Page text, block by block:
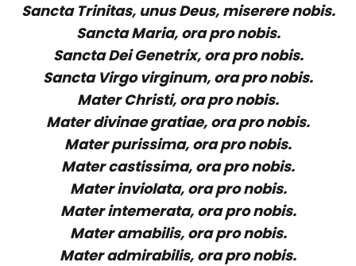
Sancta Trinitas, unus Deus, miserere nobis.
Sancta Maria, ora pro nobis.
Sancta Dei Genetrix, ora pro nobis.
Sancta Virgo virginum, ora pro nobis.
Mater Christi, ora pro nobis.
Mater divinae gratiae, ora pro nobis.
Mater purissima, ora pro nobis.
Mater castissima, ora pro nobis.
Mater inviolata, ora pro nobis.
Mater intemerata, ora pro nobis.
Mater amabilis, ora pro nobis.
Mater admirabilis, ora pro nobis.